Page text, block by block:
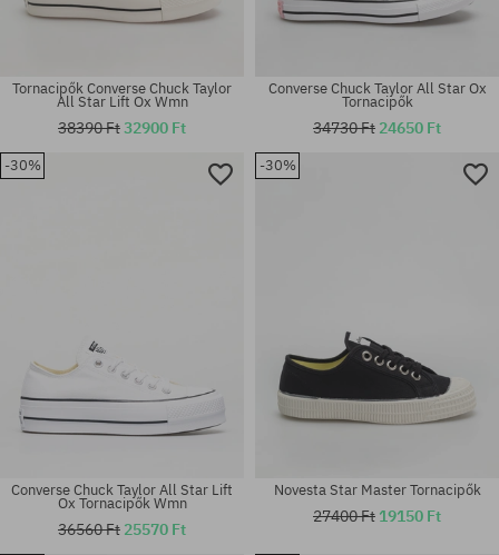
Elérhető méretek:
36; 37; 37.5; 38; 39; 39.5; 40;
Elérhető méretek:
Tornacipők Converse Chuck Taylor
All Star Lift Ox Wmn
38390 Ft32900 Ft
Converse Chuck Taylor All Star Ox
Tornacipők
34730 Ft 24650 Ft
-30%
Converse Chuck Taylor All Star Lift
Ox Tornacipők Wmn
36560 Ft 25570 Ft
-30%
Novesta Star Master Tornacipők
27400 Ft 19150 Ft